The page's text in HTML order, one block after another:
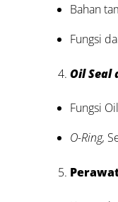
Bahan
Fungsi
Oil Seal
Fungsi
O-Ring,